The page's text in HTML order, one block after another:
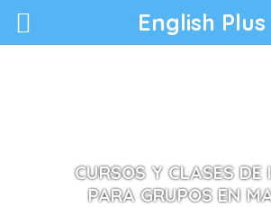
CURSOS Y CLASES DE
PARA GRUPOS EN
English Plus